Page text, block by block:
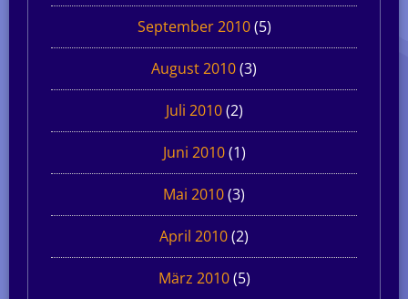
September 2010(5)
August 2010(3)
Juli 2010(2)
Juni 2010(1)
Mai 2010(3)
April 2010(2)
März 2010(5)